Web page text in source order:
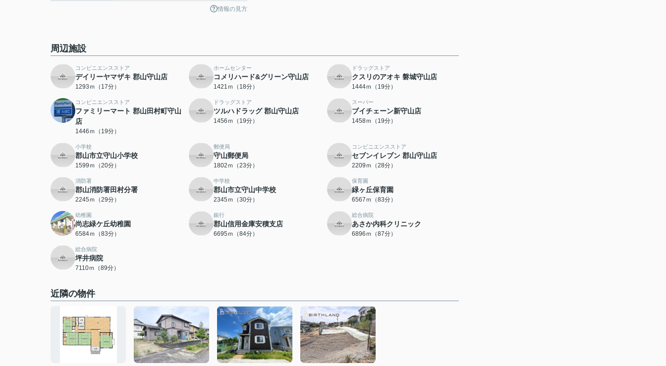
情報の見方
周辺施設
コンビニエンスストア
デイリーヤマザキ 郡山守山店
1293ｍ（17分）
ホームセンター
コメリハード&グリーン守山店
1421ｍ（18分）
ドラッグストア
クスリのアオキ 磐城守山店
1444ｍ（19分）
コンビニエンスストア
ファミリーマート 郡山田村町守山
店
1446ｍ（19分）
ドラッグストア
ツルハドラッグ 郡山守山店
1456ｍ（19分）
スーパー
ブイチェーン新守山店
1458ｍ（19分）
小学校
郡山市立守山小学校
1599ｍ（20分）
郵便局
守山郵便局
1802ｍ（23分）
コンビニエンスストア
セブンイレブン 郡山守山店
2209ｍ（28分）
消防署
郡山消防署田村分署
2245ｍ（29分）
中学校
郡山市立守山中学校
2345ｍ（30分）
保育園
緑ヶ丘保育園
6567ｍ（83分）
幼稚園
尚志緑ケ丘幼稚園
6584ｍ（83分）
銀行
郡山信用金庫安積支店
6695ｍ（84分）
総合病院
あさか内科クリニック
6896ｍ（87分）
総合病院
坪井病院
7110ｍ（89分）
近隣の物件